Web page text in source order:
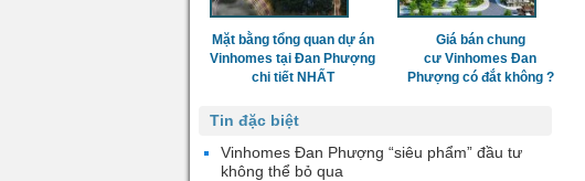
Mặt bằng tổng quan dự án
Vinhomes tại Đan Phượng
chi tiết NHẤT
Giá bán chung
cư Vinhomes Đan
Phượng có đắt không ?
Tin đặc biệt
Vinhomes Đan Phượng “siêu phẩm” đầu tư
không thể bỏ qua